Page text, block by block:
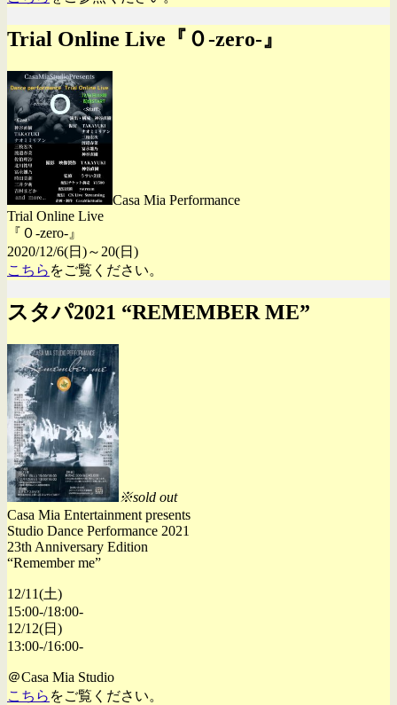
Trial Online Live『０-zero-』
Casa Mia Performance
Trial Online Live
『０-zero-』
2020/12/6(日)～20(日)
こちら をご覧ください。
スタパ2021 “REMEMBER ME”
※sold out
Casa Mia Entertainment presents
Studio Dance Performance 2021
23th Anniversary Edition
“Remember me”
12/11(土)
15:00-/18:00-
12/12(日)
13:00-/16:00-
＠Casa Mia Studio
こちら をご覧ください。